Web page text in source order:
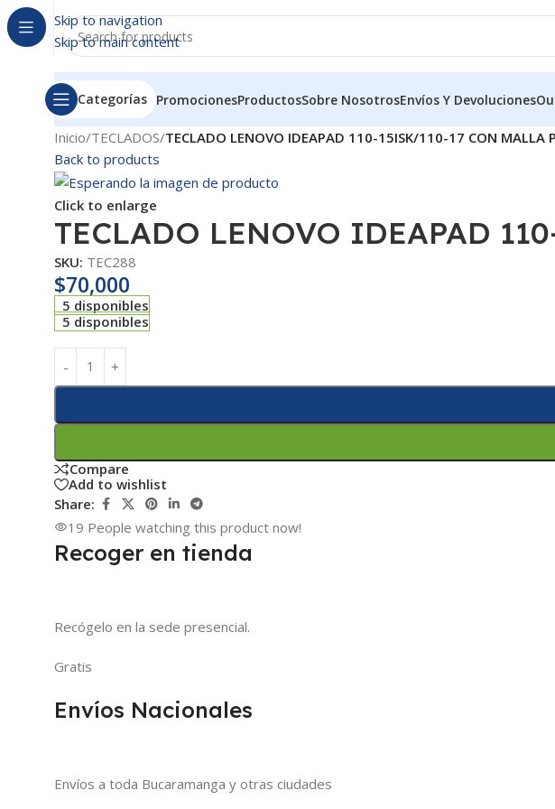
Skip to navigation
Skip to main content
Categorías PromocionesProductosSobre NosotrosEnvíos Y Devoluciones
Inicio/TECLADOS/TECLADO LENOVO IDEAPAD 110-15ISK/110-17 CON MALLA
Back to products
Click to enlarge
TECLADO LENOVO IDEAPAD
SKU: TEC288
$70,000
5 disponibles
5 disponibles
Compare
Add to wishlist
Share:
19 People watching this product now!
Recoger en tienda
Recógelo en la sede presencial.
Gratis
Envíos Nacionales
Envíos a toda Bucaramanga y otras ciudades